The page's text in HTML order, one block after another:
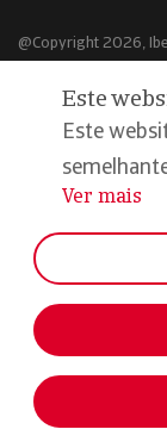
@Copyright 2026,
Aviso legal
Política de cookies
Declaração de
Este
Este
...
Ver mais